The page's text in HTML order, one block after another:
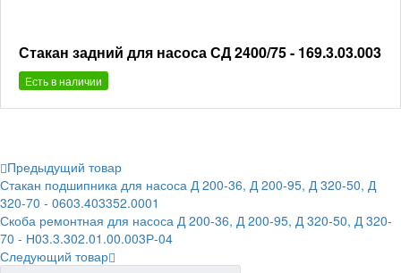
Стакан задний для насоса СД 2400/75 - 169.3.03.003
Есть в наличии
Предыдущий товар
Стакан подшипника для насоса Д 200-36, Д 200-95, Д 320-50, Д
320-70 - 0603.403352.0001
Скоба ремонтная для насоса Д 200-36, Д 200-95, Д 320-50, Д 320-
70 - Н03.3.302.01.00.003Р-04
Следующий товар